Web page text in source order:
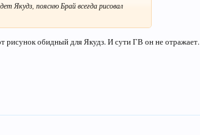
Якудз, поясню Брай всегда рисовал
рисунок обидный для Якудз. И сути ГВ он не отражает.